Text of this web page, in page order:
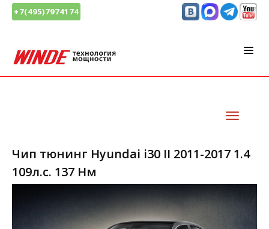
+7(495)7974174
Чип тюнинг Hyundai i30 II 2011-2017 1.4
109л.с. 137 Нм